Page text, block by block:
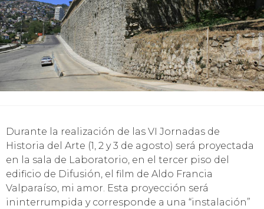
Durante la realización de las VI Jornadas de
Historia del Arte (1, 2 y 3 de agosto) será proyectada
en la sala de Laboratorio, en el tercer piso del
edificio de Difusión, el film de Aldo Francia
Valparaíso, mi amor. Esta proyección será
ininterrumpida y corresponde a una “instalación”